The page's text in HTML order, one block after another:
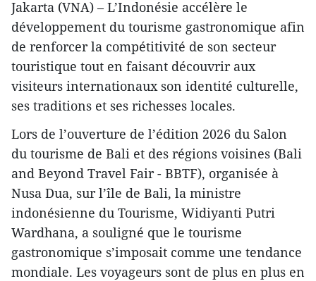
Jakarta (VNA) – L’Indonésie accélère le
développement du tourisme gastronomique afin
de renforcer la compétitivité de son secteur
touristique tout en faisant découvrir aux
visiteurs internationaux son identité culturelle,
ses traditions et ses richesses locales.
Lors de l’ouverture de l’édition 2026 du Salon
du tourisme de Bali et des régions voisines (Bali
and Beyond Travel Fair - BBTF), organisée à
Nusa Dua, sur l’île de Bali, la ministre
indonésienne du Tourisme, Widiyanti Putri
Wardhana, a souligné que le tourisme
gastronomique s’imposait comme une tendance
mondiale. Les voyageurs sont de plus en plus en